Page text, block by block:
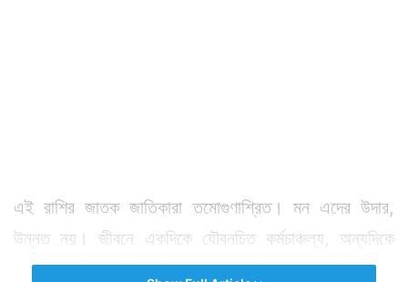
এই রাশির জাতক জাতিকারা তমোগুণাশ্রিত। মন এদের উদার,
উন্নত নয়। জীবনে একদিকে যৌবনচিত কর্মচাঞ্চল্য, অন্যদিকে
তেমন অপরিণত বুদ্ধির বিকাশ। এই রাশির স্বপ্নসৌধ প্রায়ই